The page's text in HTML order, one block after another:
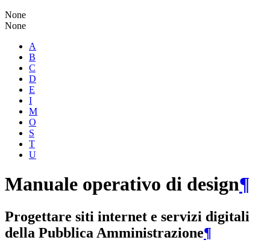
None
None
A
B
C
D
E
I
M
O
S
T
U
Manuale operativo di design¶
Progettare siti internet e servizi digitali
della Pubblica Amministrazione¶